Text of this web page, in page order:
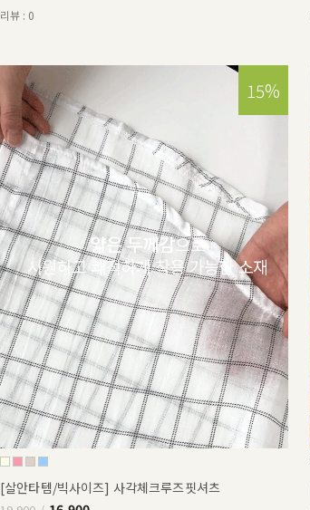
리뷰 : 0
15%
[살안타템/빅사이즈] 사각체크루즈핏셔츠